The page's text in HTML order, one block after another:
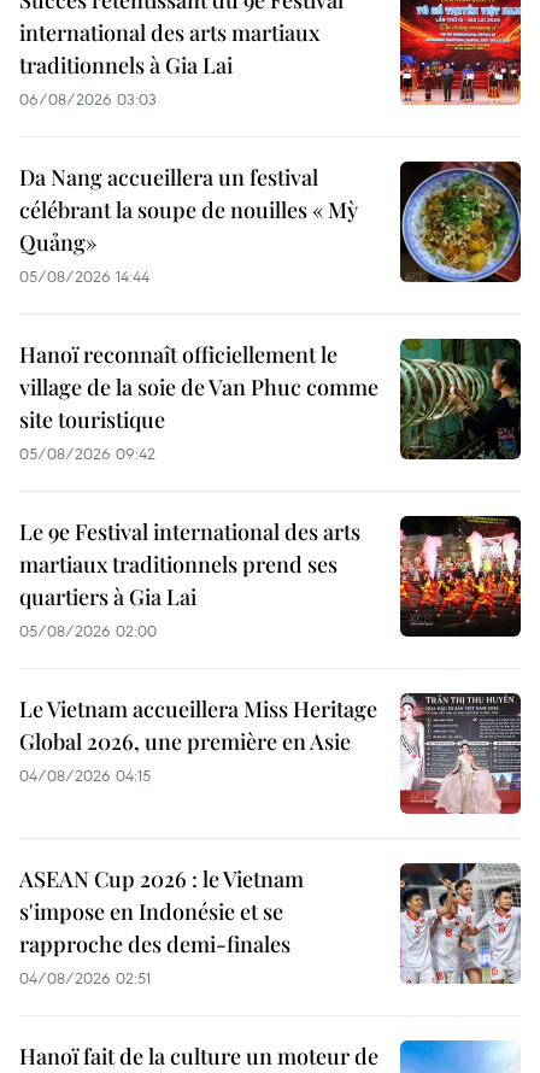
international des arts martiaux
traditionnels à Gia Lai
06/08/2026 03:03
Da Nang accueillera un festival
célébrant la soupe de nouilles « Mỳ
Quảng»
05/08/2026 14:44
Hanoï reconnaît officiellement le
village de la soie de Van Phuc comme
site touristique
05/08/2026 09:42
Le 9e Festival international des arts
martiaux traditionnels prend ses
quartiers à Gia Lai
05/08/2026 02:00
Le Vietnam accueillera Miss Heritage
Global 2026, une première en Asie
04/08/2026 04:15
ASEAN Cup 2026 : le Vietnam
s'impose en Indonésie et se
rapproche des demi-finales
04/08/2026 02:51
Hanoï fait de la culture un moteur de